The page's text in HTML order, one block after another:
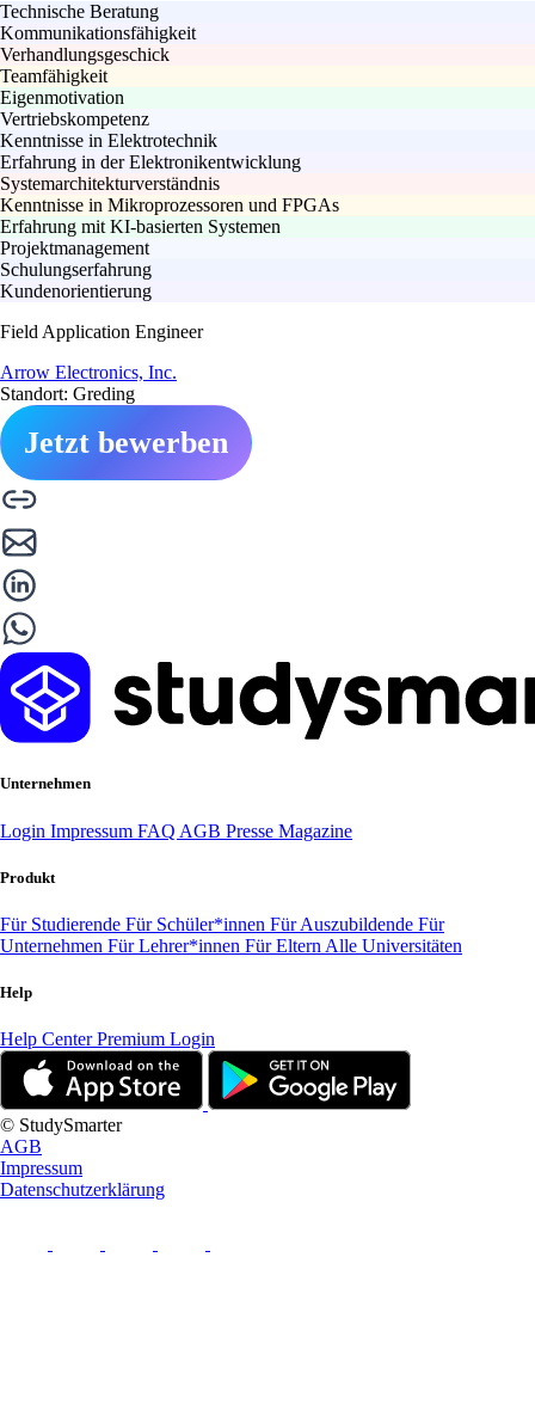
Technische Beratung
Kommunikationsfähigkeit
Verhandlungsgeschick
Teamfähigkeit
Eigenmotivation
Vertriebskompetenz
Kenntnisse in Elektrotechnik
Erfahrung in der Elektronikentwicklung
Systemarchitekturverständnis
Kenntnisse in Mikroprozessoren und FPGAs
Erfahrung mit KI-basierten Systemen
Projektmanagement
Schulungserfahrung
Kundenorientierung
Field Application Engineer
Arrow Electronics, Inc.
Standort: Greding
Jetzt bewerben
Unternehmen
Login Impressum FAQ AGB Presse Magazine
Produkt
Für Studierende Für Schüler*innen Für Auszubildende Für
Unternehmen Für Lehrer*innen Für Eltern Alle Universitäten
Help
Help CenterPremium Login
© StudySmarter
AGB
Impressum
Datenschutzerklärung